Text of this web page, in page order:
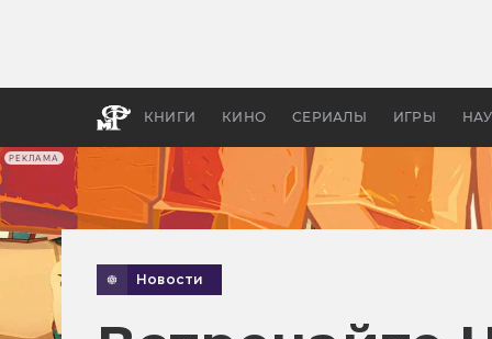
РЕКЛАМА
КНИГИ КИНО СЕРИАЛЫ ИГРЫ
бы
Новости